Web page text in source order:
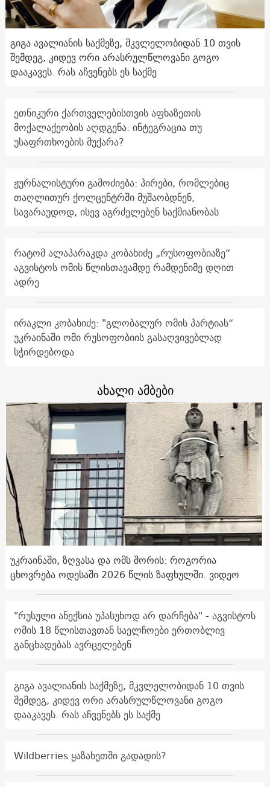
გიგა ავალიანის საქმეზე, მკვლელობიდან 10 თვის
შემდეგ, კიდევ ორი არასრულწლოვანი გოგო
დააკავეს. რას აჩვენებს ეს საქმე
ეთნიკური ქართველებისთვის აფხაზეთის
მოქალაქეობის აღდგენა: ინტეგრაცია თუ
უსაფრთხოების მუქარა?
ჟურნალისტური გამოძიება: პირები, რომლებიც
თაღლითურ ქოლცენტრში მუშაობდნენ,
სავარაუდოდ, ისევ აგრძელებენ საქმიანობას
რატომ ალაპარაკდა კობახიძე „რუსოფობიაზე“
აგვისტოს ომის წლისთავამდე რამდენიმე დღით
ადრე
ირაკლი კობახიძე: "გლობალურ ომის პარტიას“
უკრაინაში ომი რუსოფობიის გასაღვივებლად
სჭირდებოდა
ახალი ამბები
უკრაინაში, ზღვასა და ომს შორის: როგორია
ცხოვრება ოდესაში 2026 წლის ზაფხულში. ვიდეო
"რუსული ანექსია უპასუხოდ არ დარჩება" - აგვისტოს
ომის 18 წლისთავთან საელჩოები ერთობლივ
განცხადებას ავრცელებენ
გიგა ავალიანის საქმეზე, მკვლელობიდან 10 თვის
შემდეგ, კიდევ ორი არასრულწლოვანი გოგო
დააკავეს. რას აჩვენებს ეს საქმე
Wildberries ყაზახეთში გადადის?